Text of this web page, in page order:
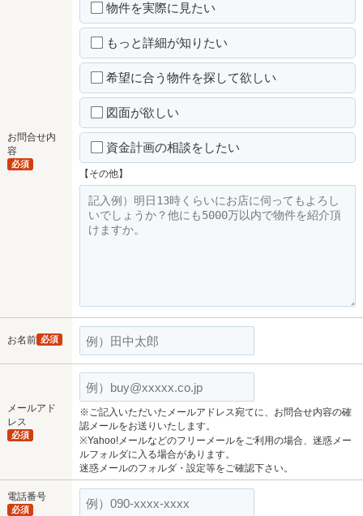
お問合せ内
容
必須
物件を実際に見たい
もっと詳細が知りたい
希望に合う物件を探して欲しい
図面が欲しい
資金計画の相談をしたい
【その他】
お名前 必須
メールアド
レス
必須
※ご記入いただいたメールアドレス宛てに、お問合せ内容の確
認メールをお送りいたします。
※Yahoo!メールなどのフリーメールをご利用の場合、迷惑メー
ルフォルダに入る場合があります。
迷惑メールのフォルダ・設定等をご確認下さい。
電話番号
必須